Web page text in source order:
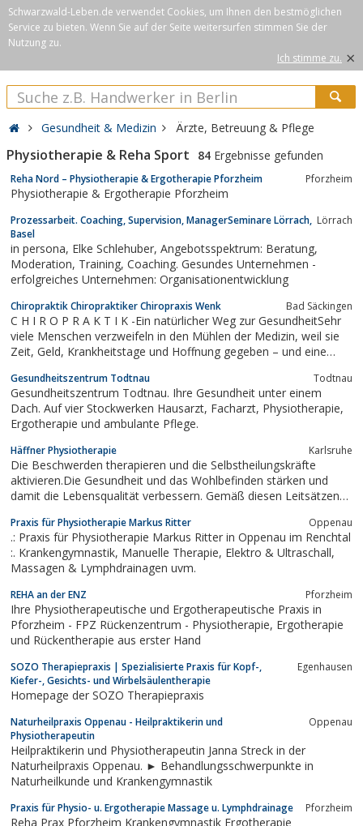
Schwarzwald-Leben.de verwendet Cookies, um Ihnen den bestmöglichen
Service zu bieten. Wenn Sie auf der Seite weitersurfen stimmen Sie der
Nutzung zu.
Ich stimme zu. ×
Gesundheit & Medizin Ärzte, Betreuung & Pflege
Physiotherapie & Reha Sport 84 Ergebnisse gefunden
Reha Nord – Physiotherapie & Ergotherapie Pforzheim Pforzheim
Physiotherapie & Ergotherapie Pforzheim
Prozessarbeit. Coaching, Supervision, ManagerSeminare Lörrach,
Basel
Lörrach
in persona, Elke Schlehuber, Angebotsspektrum: Beratung,
Moderation, Training, Coaching. Gesundes Unternehmen -
erfolgreiches Unternehmen: Organisationentwicklung
Chiropraktik Chiropraktiker Chiropraxis Wenk Bad Säckingen
C H I R O P R A K T I K -Ein natürlicher Weg zur GesundheitSehr
viele Menschen verzweifeln in den Mühlen der Medizin, weil sie
Zeit, Geld, Krankheitstage und Hoffnung gegeben – und eine
nichts weiter bewirkt hat.Gerade hier setzt die Chiropraktik an.Sie
bietet...
Gesundheitszentrum Todtnau Todtnau
Gesundheitszentrum Todtnau. Ihre Gesundheit unter einem
Dach. Auf vier Stockwerken Hausarzt, Facharzt, Physiotherapie,
Ergotherapie und ambulante Pflege.
Häffner Physiotherapie Karlsruhe
Die Beschwerden therapieren und die Selbstheilungskräfte
aktivieren.Die Gesundheit und das Wohlbefinden stärken und
damit die Lebensqualität verbessern. Gemäß diesen Leitsätzen
Praxis für Physiotherapie Markus Ritter Oppenau
.: Praxis für Physiotherapie Markus Ritter in Oppenau im Renchtal
:. Krankengymnastik, Manuelle Therapie, Elektro & Ultraschall,
Massagen & Lymphdrainagen uvm.
REHA an der ENZ Pforzheim
Ihre Physiotherapeutische und Ergotherapeutische Praxis in
Pforzheim - FPZ Rückenzentrum - Physiotherapie, Ergotherapie
und Rückentherapie aus erster Hand
SOZO Therapiepraxis | Spezialisierte Praxis für Kopf-,
Kiefer-, Gesichts- und Wirbelsäulentherapie
Egenhausen
Homepage der SOZO Therapiepraxis
Naturheilpraxis Oppenau - Heilpraktikerin und
Physiotherapeutin
Oppenau
Heilpraktikerin und Physiotherapeutin Janna Streck in der
Naturheilpraxis Oppenau. ► Behandlungsschwerpunkte in
Naturheilkunde und Krankengymnastik
Praxis für Physio- u. Ergotherapie Massage u. Lymphdrainage Pforzheim
Reha Prax Pforzheim Krankengymnastik Ergotherapie